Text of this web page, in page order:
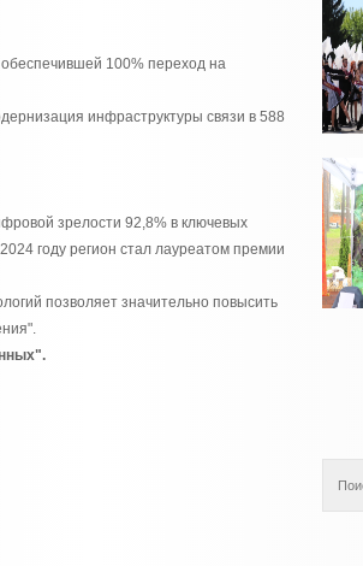
100% переход на
инфраструктуры связи в 588
зрелости 92,8% в ключевых
году регион стал лауреатом премии
позволяет значительно повысить